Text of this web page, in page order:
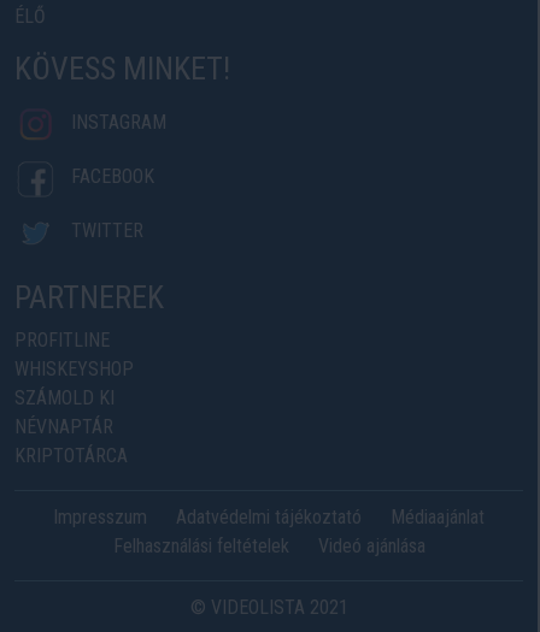
ÉLŐ
KÖVESS MINKET!
INSTAGRAM
FACEBOOK
TWITTER
PARTNEREK
PROFITLINE
WHISKEYSHOP
SZÁMOLD KI
NÉVNAPTÁR
KRIPTOTÁRCA
Impresszum Adatvédelmi tájékoztató
Médiaajánlat
Felhasználási feltételek
Videó ajánlása
© VIDEOLISTA 2021